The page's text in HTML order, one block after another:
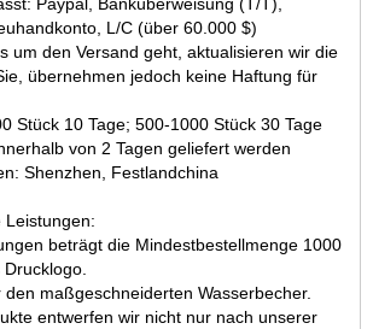
L/C (über 60.000 $)
um den Versand geht, aktualisieren wir die
übernehmen jedoch keine Haftung für
Stück 10 Tage; 500-1000 Stück 30 Tage
von 2 Tagen geliefert werden
Shenzhen, Festlandchina
Leistungen:
beträgt die Mindestbestellmenge 1000
maßgeschneiderten Wasserbecher.
entwerfen wir nicht nur nach unserer